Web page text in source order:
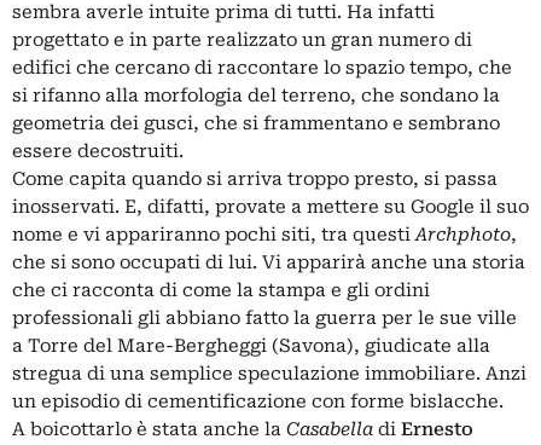
sembra averle intuite prima di tutti. Ha infatti
progettato e in parte realizzato un gran numero di
edifici che cercano di raccontare lo spazio tempo, che
si rifanno alla morfologia del terreno, che sondano la
geometria dei gusci, che si frammentano e sembrano
essere decostruiti.
Come capita quando si arriva troppo presto, si passa
inosservati. E, difatti, provate a mettere su Google il suo
nome e vi appariranno pochi siti, tra questiArchphoto,
che si sono occupati di lui. Vi apparirà anche una storia
che ci racconta di come la stampa e gli ordini
professionali gli abbiano fatto la guerra per le sue ville
a Torre del Mare-Bergheggi (Savona), giudicate alla
stregua di una semplice speculazione immobiliare. Anzi
un episodio di cementificazione con forme bislacche.
A boicottarlo è stata anche la Casabella di Ernesto